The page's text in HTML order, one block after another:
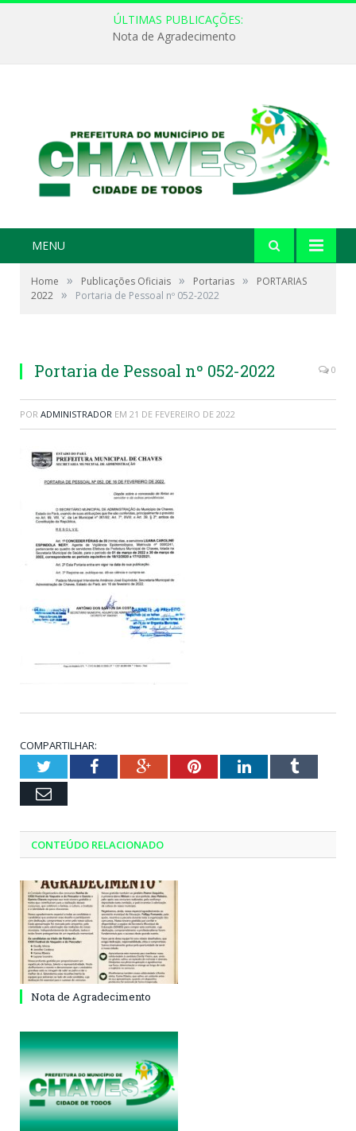
ÚLTIMAS PUBLICAÇÕES:
Nota de Agradecimento
MENU
Home » Publicações Oficiais » Portarias »
PORTARIAS
2022 » Portaria de Pessoal nº 052-2022
Portaria de Pessoal nº 052-2022 0
POR ADMINISTRADOR EM 21 DE FEVEREIRO DE 2022
COMPARTILHAR:
TwitterFacebookGoogle+PinterestLinkedInTumblr
Email
CONTEÚDO RELACIONADO
Nota de Agradecimento